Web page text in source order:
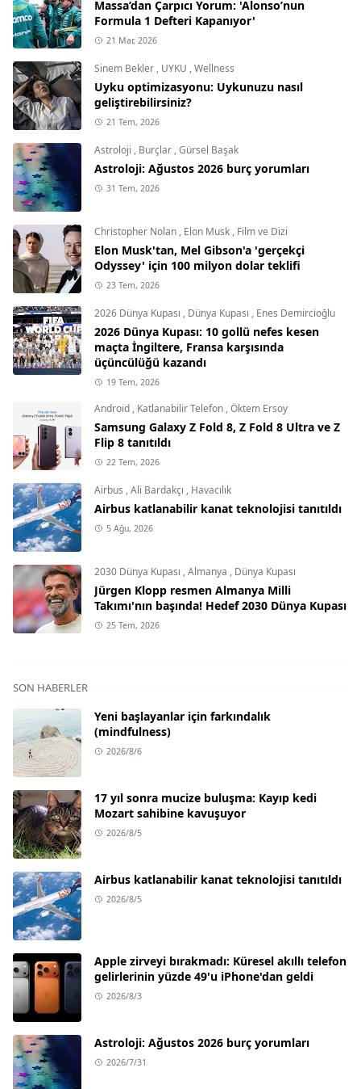
Massa’dan Çarpıcı Yorum: 'Alonso’nun
Formula 1 Defteri Kapanıyor'
21 Mar, 2026
Sinem Bekler , UYKU ,Wellness
Uyku optimizasyonu: Uykunuzu nasıl
geliştirebilirsiniz?
21 Tem, 2026
Astroloji , Burçlar ,Gürsel Başak
Astroloji: Ağustos 2026 burç yorumları
31 Tem, 2026
Christopher Nolan , Elon Musk , Film ve Dizi
Elon Musk'tan, Mel Gibson'a 'gerçekçi
Odyssey' için 100 milyon dolar teklifi
23 Tem, 2026
2026 Dünya Kupası , Dünya Kupası , Enes Demircioğlu
2026 Dünya Kupası: 10 gollü nefes kesen
maçta İngiltere, Fransa karşısında
üçüncülüğü kazandı
19 Tem, 2026
Android , Katlanabilir Telefon ,Öktem Ersoy
Samsung Galaxy Z Fold 8, Z Fold 8 Ultra ve Z
Flip 8 tanıtıldı
22 Tem, 2026
Airbus ,Ali Bardakçı , Havacılık
Airbus katlanabilir kanat teknolojisi tanıtıldı
5 Ağu, 2026
2030 Dünya Kupası ,Almanya , Dünya Kupası
Jürgen Klopp resmen Almanya Milli
Takımı'nın başında! Hedef 2030 Dünya Kupası
25 Tem, 2026
SON HABERLER
Yeni başlayanlar için farkındalık
(mindfulness)
2026/8/6
17 yıl sonra mucize buluşma: Kayıp kedi
Mozart sahibine kavuşuyor
2026/8/5
Airbus katlanabilir kanat teknolojisi tanıtıldı
2026/8/5
Apple zirveyi bırakmadı: Küresel akıllı telefon
gelirlerinin yüzde 49'u iPhone'dan geldi
2026/8/3
Astroloji: Ağustos 2026 burç yorumları
2026/7/31